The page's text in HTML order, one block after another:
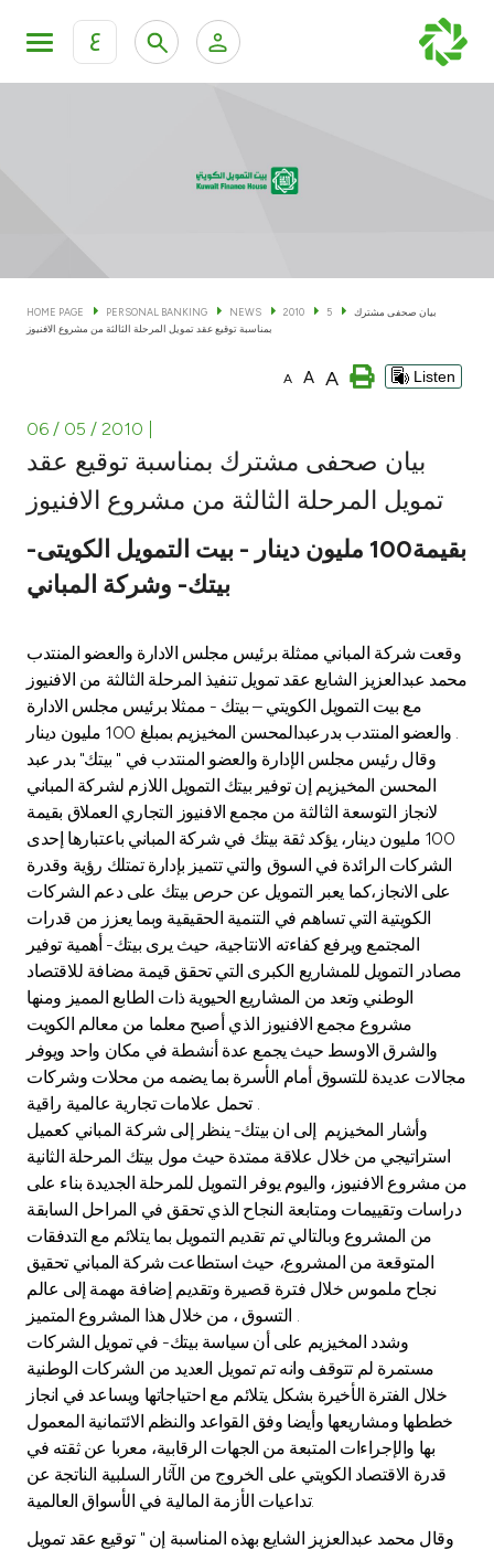
ع
KFH Online Corporate Banking Services
Cards
Banking Tiers
Investment
Tools & Services
After Sales Services
Contact us
Branch & ATM locator
Germany
Malaysia
Turkey
Egypt
UK
Kingdom of Bahrain
HOME PAGE PERSONAL BANKING NEWS 2010 5
بيان صحفى مشترك
بمناسبة توقيع عقد تمويل المرحلة الثالثة من مشروع الافنيوز
A A A Listen
06 / 05 / 2010
بيان صحفى مشترك بمناسبة توقيع عقد
تمويل المرحلة الثالثة من مشروع الافنيوز
بقيمة100 مليون دينار - بيت التمويل الكويتى-
بيتك- وشركة المباني
وقعت شركة المباني ممثلة برئيس مجلس الادارة والعضو المنتدب
محمد عبدالعزيز الشايع عقد تمويل تنفيذ المرحلة الثالثة من الافنيوز
مع بيت التمويل الكويتي – بيتك - ممثلا برئيس مجلس الادارة
والعضو المنتدب بدرعبدالمحسن المخيزيم بمبلغ 100 مليون دينار .
وقال رئيس مجلس الإدارة والعضو المنتدب في " بيتك" بدر عبد
المحسن المخيزيم إن توفير بيتك التمويل اللازم لشركة المباني
لانجاز التوسعة الثالثة من مجمع الافنيوز التجاري العملاق بقيمة
100 مليون دينار، يؤكد ثقة بيتك في شركة المباني باعتبارها إحدى
الشركات الرائدة في السوق والتي تتميز بإدارة تمتلك رؤية وقدرة
على الانجاز،كما يعبر التمويل عن حرص بيتك على دعم الشركات
الكويتية التي تساهم في التنمية الحقيقية وبما يعزز من قدرات
المجتمع ويرفع كفاءته الانتاجية، حيث يرى بيتك- أهمية توفير
مصادر التمويل للمشاريع الكبرى التي تحقق قيمة مضافة للاقتصاد
الوطني وتعد من المشاريع الحيوية ذات الطابع المميز ومنها
مشروع مجمع الافنيوز الذي أصبح معلما من معالم الكويت
والشرق الاوسط حيث يجمع عدة أنشطة في مكان واحد ويوفر
مجالات عديدة للتسوق أمام الأسرة بما يضمه من محلات وشركات
تحمل علامات تجارية عالمية راقية .
وأشار المخيزيم إلى ان بيتك- ينظر إلى شركة المباني كعميل
استراتيجي من خلال علاقة ممتدة حيث مول بيتك المرحلة الثانية
من مشروع الافنيوز، واليوم يوفر التمويل للمرحلة الجديدة بناء على
دراسات وتقييمات ومتابعة النجاح الذي تحقق في المراحل السابقة
من المشروع وبالتالي تم تقديم التمويل بما يتلائم مع التدفقات
المتوقعة من المشروع، حيث استطاعت شركة المباني تحقيق
نجاح ملموس خلال فترة قصيرة وتقديم إضافة مهمة إلى عالم
التسوق ، من خلال هذا المشروع المتميز .
وشدد المخيزيم على أن سياسة بيتك- في تمويل الشركات
مستمرة لم تتوقف وانه تم تمويل العديد من الشركات الوطنية
خلال الفترة الأخيرة بشكل يتلائم مع احتياجاتها ويساعد في انجاز
خططها ومشاريعها وأيضا وفق القواعد والنظم الائتمانية المعمول
بها والإجراءات المتبعة من الجهات الرقابية، معربا عن ثقته في
قدرة الاقتصاد الكويتي على الخروج من الآثار السلبية الناتجة عن
تداعيات الأزمة المالية في الأسواق العالمية.
وقال محمد عبدالعزيز الشايع بهذه المناسبة إن " توقيع عقد تمويل